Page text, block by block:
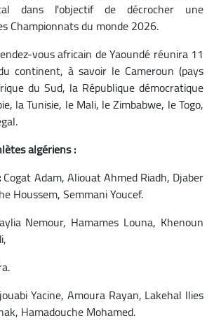
dans l'objectif de décrocher une
Championnats du monde 2026.
vous africain de Yaoundé réunira 11
continent, à savoir le Cameroun (pays
du Sud, la République démocratique
la Tunisie, le Mali, le Zimbabwe, le Togo,
algériens :
Cogat Adam, Aliouat Ahmed Riadh, Djaber
Houssem, Semmani Youcef.
Nemour, Hamames Louna, Khenoun
Yacine, Amoura Rayan, Lakehal Ilies
Hamadouche Mohamed.